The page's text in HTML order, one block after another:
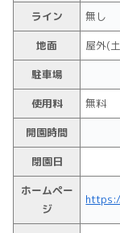
ライン
無し
地面
屋外(
駐車場
使用料
無料
開園時間
閉園日
ホームペー
ジ